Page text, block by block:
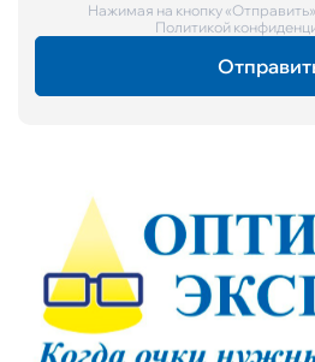
Нажимая на кнопку
Политикой